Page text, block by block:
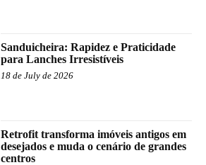
Sanduicheira: Rapidez e Praticidade
para Lanches Irresistíveis
18 de July de 2026
Retrofit transforma imóveis antigos em
desejados e muda o cenário de grandes
centros